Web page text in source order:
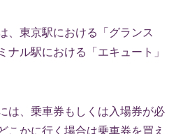
、東京駅における「グランス
ナル駅における「エキュート」
は、乗車券もしくは入場券が必
こかに行く場合は乗車券を買え